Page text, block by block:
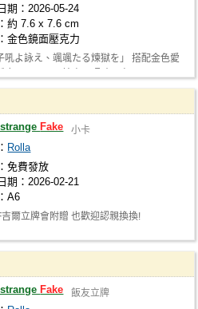
期：2026-05-24
約 7.6 x 7.6 cm
金色鏡面壓克力
吼よ詠え、颯颯たる煉獄を」 搭配金色愛
Fake 小卡
Rolla
免費發放
期：2026-02-21
A6
吉爾立牌會附贈 也歡迎認親換換!
Fake 飯友立牌